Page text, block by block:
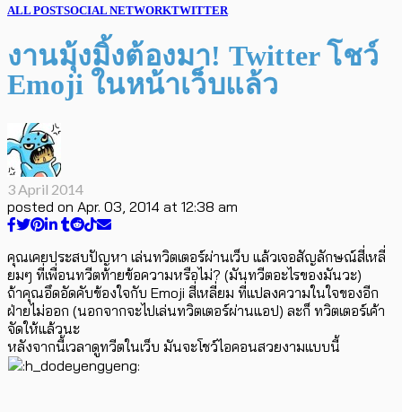
ALL POSTSOCIAL NETWORKTWITTER
งานมุ้งมิ้งต้องมา! Twitter โชว์
Emoji ในหน้าเว็บแล้ว
3 April 2014
posted on Apr. 03, 2014 at 12:38 am
คุณเคยประสบปัญหา เล่นทวิตเตอร์ผ่านเว็บ แล้วเจอสัญลักษณ์สี่เหลี่
ยมๆ ที่เพื่อนทวีตท้ายข้อความหรือไม่? (มันทวีตอะไรของมันวะ)
ถ้าคุณอึดอัดคับข้องใจกับ Emoji สี่เหลี่ยม ที่แปลงความในใจของอีก
ฝ่ายไม่ออก (นอกจากจะไปเล่นทวิตเตอร์ผ่านแอป) ละก็ ทวิตเตอร์เค้า
จัดให้แล้วนะ
หลังจากนี้เวลาดูทวีตในเว็บ มันจะโชว์ไอคอนสวยงามแบบนี้